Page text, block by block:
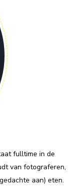
fulltime in de
van fotograferen,
aan) eten.